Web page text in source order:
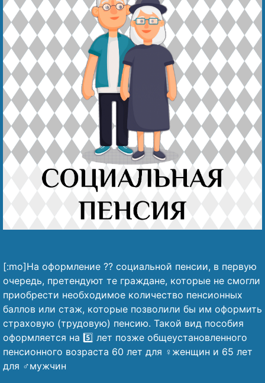
Беҙҙең еңеү
Видео тураһында беҙ
[:mo]На оформление ?? социальной пенсии, в первую
очередь, претендуют те граждане, которые не смогли
приобрести необходимое количество пенсионных
баллов или стаж, которые позволили бы им оформить
страховую (трудовую) пенсию. Такой вид пособия
оформляется на 5️⃣ лет позже общеустановленного
пенсионного возраста 60 лет для ♀️женщин и 65 лет
для ♂️мужчин